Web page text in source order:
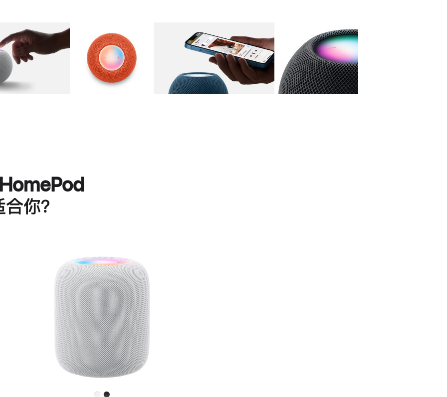
图库 图像 图库 图像 图库 图像 4 图库 图像 5
你？
进
一
步
了
解
HomePod<